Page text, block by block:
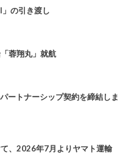
の引き渡し
蓉翔丸」就航
ートナーシップ契約を締結しま
て、2026年7月よりヤマト運輸